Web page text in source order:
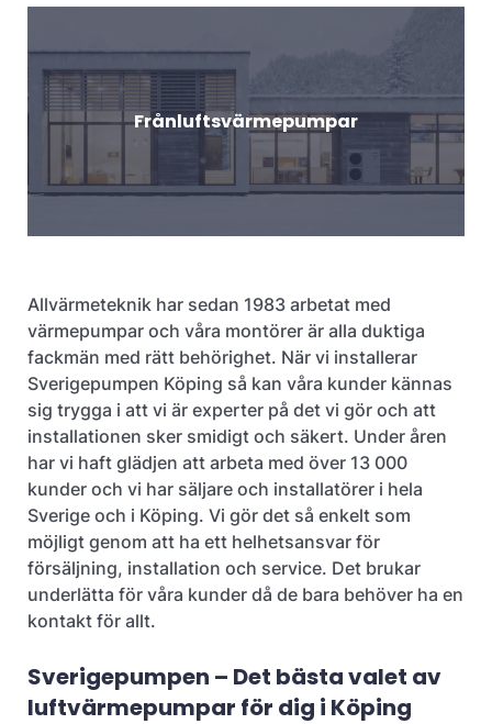
Frånluftsvärmepumpar
Allvärmeteknik har sedan 1983 arbetat med
värmepumpar och våra montörer är alla duktiga
fackmän med rätt behörighet. När vi installerar
Sverigepumpen Köping så kan våra kunder kännas
sig trygga i att vi är experter på det vi gör och att
installationen sker smidigt och säkert. Under åren
har vi haft glädjen att arbeta med över 13 000
kunder och vi har säljare och installatörer i hela
Sverige och i Köping. Vi gör det så enkelt som
möjligt genom att ha ett helhetsansvar för
försäljning, installation och service. Det brukar
underlätta för våra kunder då de bara behöver ha en
kontakt för allt.
Sverigepumpen – Det bästa valet av
luftvärmepumpar för dig i Köping